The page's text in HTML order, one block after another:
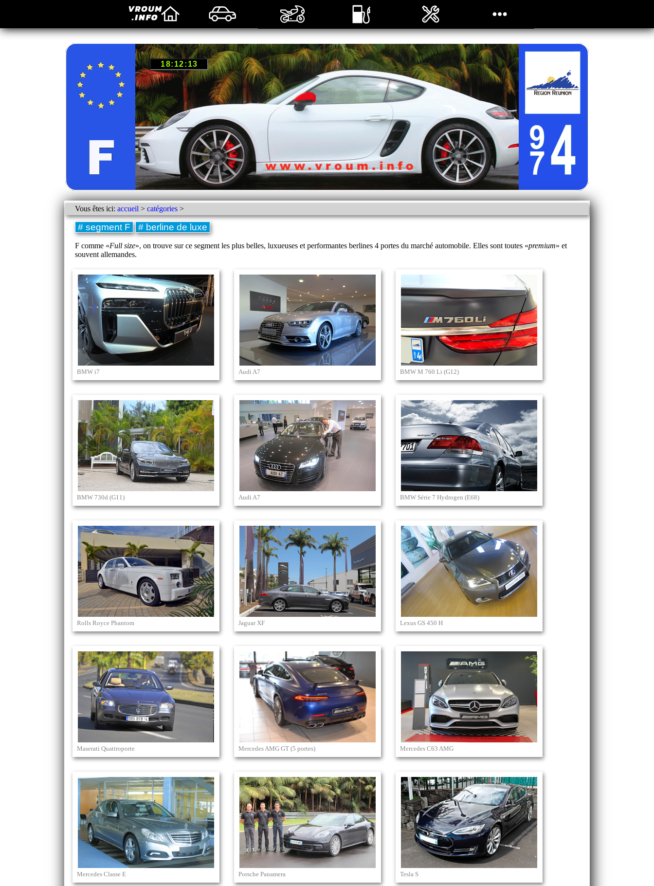
Vous êtes ici: accueil > catégories>
# segment F # berline de luxe
F comme «Full size», on trouve sur ce segment les plus belles, luxueuses et performantes berlines 4 portes du marché automobile. Elles sont toutes «premium» et
souvent allemandes.
BMW i7 Audi A7 BMW M 760 Li (G12)
BMW 730d (G11) Audi A7 BMW Série 7 Hydrogen (E68)
Rolls Royce Phantom Jaguar XF Lexus GS 450 H
Maserati Quattroporte Mercedes AMG GT (5 portes) Mercedes C63 AMG
Mercedes Classe E Porsche Panamera Tesla S